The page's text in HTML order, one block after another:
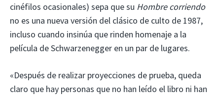
cinéfilos ocasionales) sepa que su Hombre corriendo
no es una nueva versión del clásico de culto de 1987,
incluso cuando insinúa que rinden homenaje a la
película de Schwarzenegger en un par de lugares.
«Después de realizar proyecciones de prueba, queda
claro que hay personas que no han leído el libro ni han